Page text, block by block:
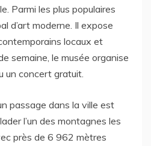
Parmi les plus populaires
d’art moderne. Il expose
locaux et
semaine, le musée organise
un concert gratuit.
passage dans la ville est
l’un des montagnes les
près de 6 962 mètres